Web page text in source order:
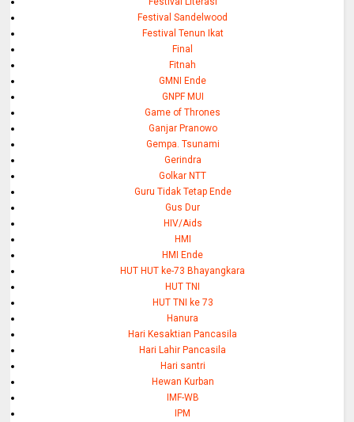
Festival Sandelwood
Festival Tenun Ikat
Final
Fitnah
GMNI Ende
GNPF MUI
Game of Thrones
Ganjar Pranowo
Gempa. Tsunami
Gerindra
Golkar NTT
Guru Tidak Tetap Ende
Gus Dur
HIV/Aids
HMI
HMI Ende
HUT HUT ke-73 Bhayangkara
HUT TNI
HUT TNI ke 73
Hanura
Hari Kesaktian Pancasila
Hari Lahir Pancasila
Hari santri
Hewan Kurban
IMF-WB
IPM